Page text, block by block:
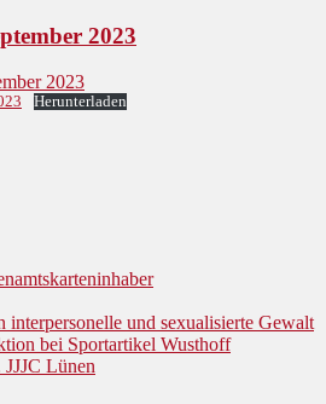
2023
2023
Herunterladen
interpersonelle und sexualisierte Gewalt
bei Sportartikel Wusthoff
Lünen